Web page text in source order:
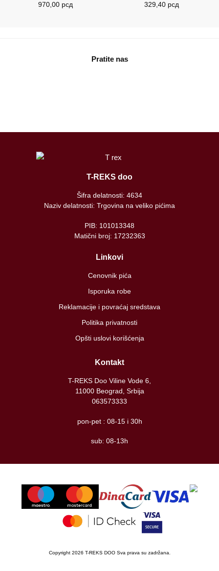
970,00 рсд 329,40 рсд
Pratite nas
T-REKS doo
Šifra delatnosti: 4634
Naziv delatnosti: Trgovina na veliko pićima
PIB: 101013348
Matični broj: 17232363
Linkovi
Cenovnik pića
Isporuka robe
Reklamacije i povraćaj sredstava
Politika privatnosti
Opšti uslovi korišćenja
Kontakt
T-REKS Doo Viline Vode 6,
11000 Beograd, Srbija
063573333
pon-pet : 08-15 i 30h
sub: 08-13h
Copyright 2026 T-REKS DOO Sva prava su zadržana.